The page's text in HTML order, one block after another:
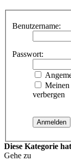
Benutzername:
Passwort:
Meinen
verbergen
Diese Kategorie
Gehe zu